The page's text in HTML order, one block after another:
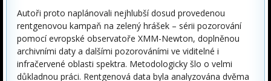
Autoři proto naplánovali nejhlubší dosud provedenou
rentgenovou kampaň na zelený hrášek – sérii pozorování
pomocí evropské observatoře XMM-Newton, doplněnou
archivními daty a dalšími pozorováními ve viditelné i
infračervené oblasti spektra. Metodologicky šlo o velmi
důkladnou práci. Rentgenová data byla analyzována dvěma